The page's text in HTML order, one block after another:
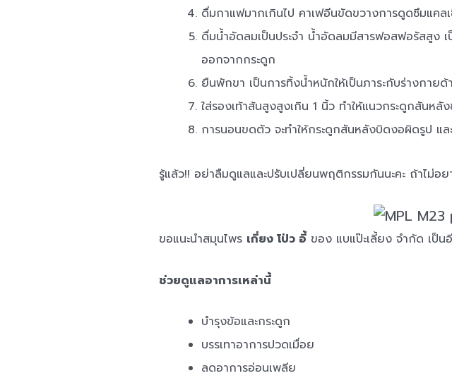
ดื่มกาแฟมากเกินไป คาเฟอีนขัดขวางการดูดซึมแคล
ดื่มน้ำอัดลมเป็นประจำ น้ำอัดลมมีสารฟอสฟอรัสสูง
ออกจากกระดูก
ยืนพักขา เป็นการทิ้งน้ำหนักให้เป็นภาระกับร่างกาย
ใส่รองเท้าส้นสูงสูงเกิน 1 นิ้ว ทำให้แนวกระดูกสันห
การนอนขดตัว จะทำให้กระดูกสันหลังบิดงอผิดรูป แล
รู้แล้ว!! อย่าลืมดูแลและปรับเปลี่ยนพฤติกรรมกันนะคะ ถ้าไม่
ขอแนะนำสมุนไพร เกี่ยง โป่ว อี้ ของ แบแป๊ะเลี้ยง จำกัด เป็น
ช่วยดูแลอาการเหล่านี้
บำรุงข้อและกระดูก
บรรเทาอาการปวดเมื่อย
ลดอาการอ่อนเพลีย